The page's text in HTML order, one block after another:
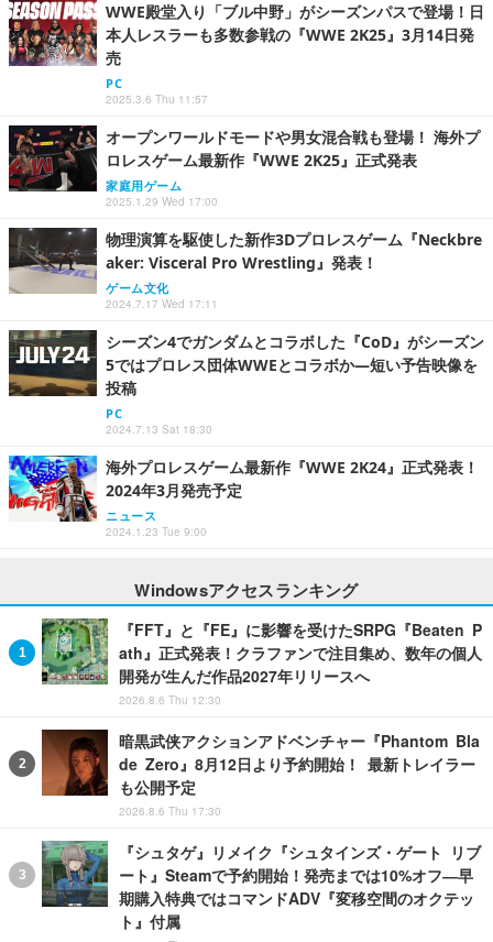
WWE殿堂入り「ブル中野」がシーズンパスで登場！日
本人レスラーも多数参戦の『WWE 2K25』3月14日発
売
PC
2025.3.6 Thu 11:57
オープンワールドモードや男女混合戦も登場！ 海外プ
ロレスゲーム最新作『WWE 2K25』正式発表
家庭用ゲーム
2025.1.29 Wed 17:00
物理演算を駆使した新作3Dプロレスゲーム『Neckbre
aker: Visceral Pro Wrestling』発表！
ゲーム文化
2024.7.17 Wed 17:11
シーズン4でガンダムとコラボした『CoD』がシーズン
5ではプロレス団体WWEとコラボか―短い予告映像を
投稿
PC
2024.7.13 Sat 18:30
海外プロレスゲーム最新作『WWE 2K24』正式発表！
2024年3月発売予定
ニュース
2024.1.23 Tue 9:00
Windowsアクセスランキング
『FFT』と『FE』に影響を受けたSRPG『Beaten P
ath』正式発表！クラファンで注目集め、数年の個人
開発が生んだ作品2027年リリースへ
2026.8.6 Thu 12:30
暗黒武侠アクションアドベンチャー『Phantom Bla
de Zero』8月12日より予約開始！ 最新トレイラー
も公開予定
2026.8.6 Thu 17:30
『シュタゲ』リメイク『シュタインズ・ゲート リブ
ート』Steamで予約開始！発売までは10%オフ―早
期購入特典ではコマンドADV『変移空間のオクテッ
ト』付属